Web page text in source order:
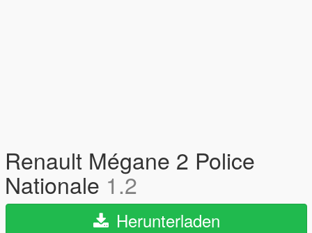
Renault Mégane 2 Police
Nationale 1.2
Herunterladen